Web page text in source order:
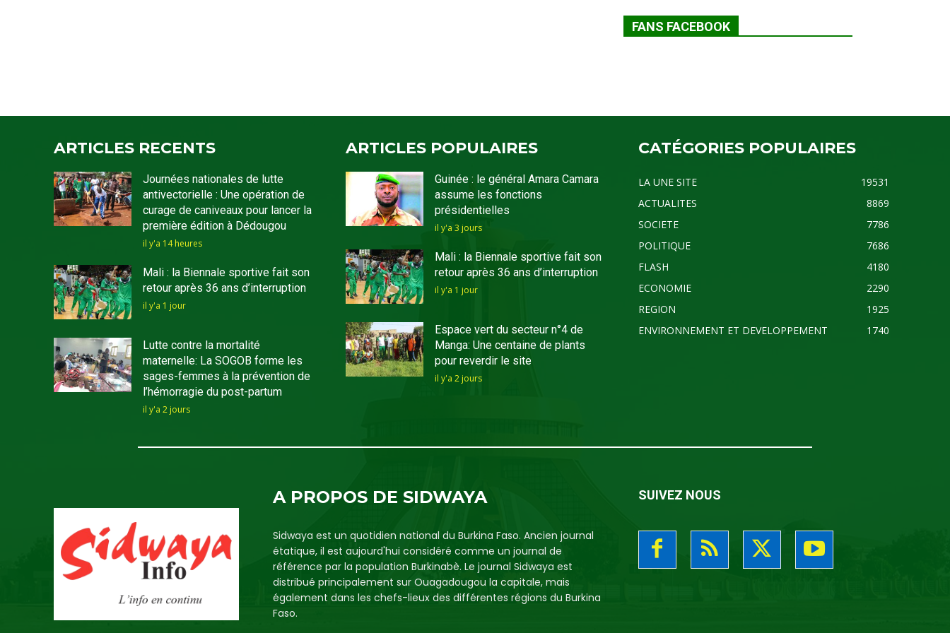
FANS FACEBOOK
ARTICLES RECENTS
Journées nationales de lutte
antivectorielle : Une opération de
curage de caniveaux pour lancer la
première édition à Dédougou
il y'a 14 heures
Mali : la Biennale sportive fait son
retour après 36 ans d’interruption
il y'a 1 jour
Lutte contre la mortalité
maternelle: La SOGOB forme les
sages-femmes à la prévention de
l’hémorragie du post-partum
il y'a 2 jours
ARTICLES POPULAIRES
Guinée : le général Amara Camara
assume les fonctions
présidentielles
il y'a 3 jours
Mali : la Biennale sportive fait son
retour après 36 ans d’interruption
il y'a 1 jour
Espace vert du secteur n°4 de
Manga: Une centaine de plants
pour reverdir le site
il y'a 2 jours
CATÉGORIES POPULAIRES
LA UNE SITE
19531
ACTUALITES
8869
SOCIETE
7786
POLITIQUE
7686
FLASH
4180
ECONOMIE
2290
REGION
1925
ENVIRONNEMENT ET DEVELOPPEMENT
1740
A PROPOS DE SIDWAYA
Sidwaya est un quotidien national du Burkina Faso. Ancien journal
étatique, il est aujourd'hui considéré comme un journal de
référence par la population Burkinabè. Le journal Sidwaya est
distribué principalement sur Ouagadougou la capitale, mais
également dans les chefs-lieux des différentes régions du Burkina
Faso.
SUIVEZ NOUS